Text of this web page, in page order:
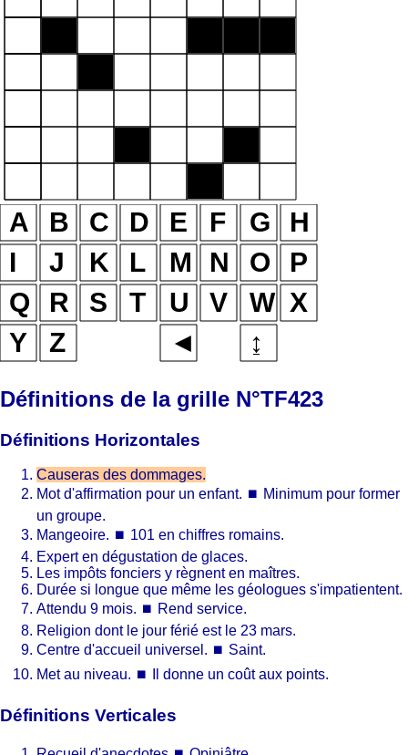
Définitions de la grille N°TF423
Définitions Horizontales
Causeras des dommages.
Mot d'affirmation pour un enfant. ⏹ Minimum pour former
un groupe.
Mangeoire. ⏹ 101 en chiffres romains.
Expert en dégustation de glaces.
Les impôts fonciers y règnent en maîtres.
Durée si longue que même les géologues s'impatientent.
Attendu 9 mois. ⏹ Rend service.
Religion dont le jour férié est le 23 mars.
Centre d'accueil universel. ⏹ Saint.
Met au niveau. ⏹ Il donne un coût aux points.
Définitions Verticales